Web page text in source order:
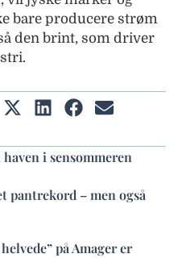
bare producere strøm
den brint, som driver
i sensommeren
pantrekord – men også
på Amager er